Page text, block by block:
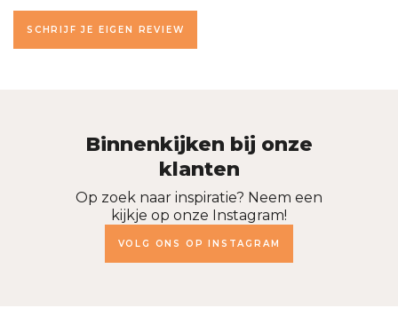
SCHRIJF JE EIGEN REVIEW
Binnenkijken bij onze
klanten
Op zoek naar inspiratie? Neem een
kijkje op onze Instagram!
VOLG ONS OP INSTAGRAM